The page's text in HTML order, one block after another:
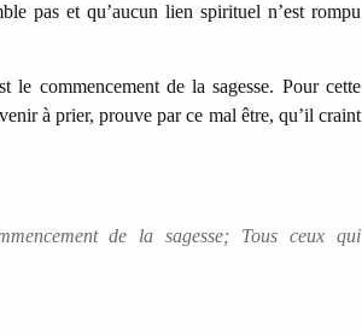
pas et qu’aucun lien spirituel n’est rompu
le commencement de la sagesse. Pour cette
à prier, prouve par ce mal être, qu’il craint
de la sagesse; Tous ceux qui